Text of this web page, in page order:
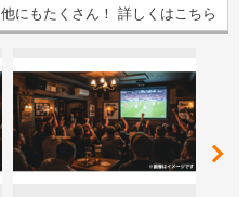
他にもたくさん！ 詳しくはこちら